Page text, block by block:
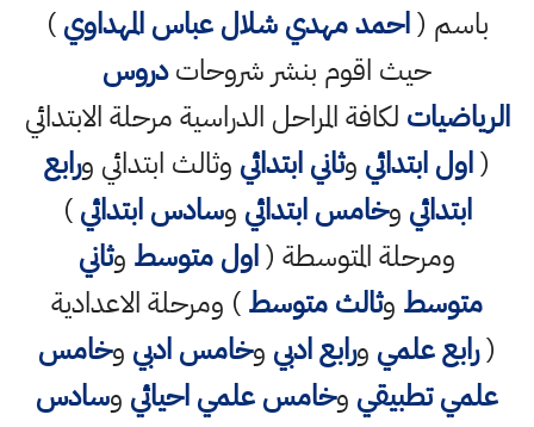
باسم (احمد مهدي شلال عباس المهداوي)
حيث اقوم بنشر شروحاتدروس
الرياضيات لكافة المراحل الدراسية مرحلة الابتدائي
(اول ابتدائي وثاني ابتدائي وثالث ابتدائي ورابع
ابتدائي وخامس ابتدائي وسادس ابتدائي)
ومرحلة المتوسطة (اول متوسط وثاني
متوسط وثالث متوسط) ومرحلة الاعدادية
(رابع علمي ورابع ادبي وخامس ادبي وخامس
علمي تطبيقي وخامس علمي احيائي وسادس